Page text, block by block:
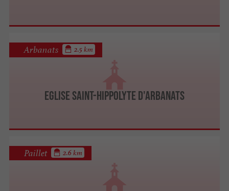
Eglise Saint-Hippolyte d'Arbanats
Arbanats 2.5 km
Paillet 2.6 km